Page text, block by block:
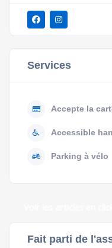
Services
Accepte la
Accessible
Parking à vélo
Fait parti de